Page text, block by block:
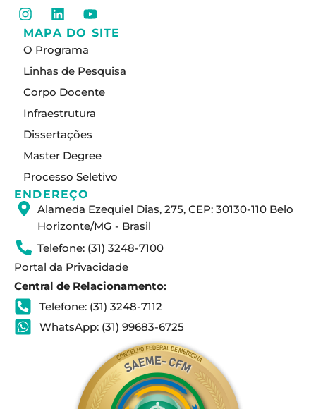
I
n
s
t
a
g
r
a
m
L
i
n
k
e
d
i
n
Y
o
u
u
b
e
MAPA DO SITE
O Programa
Linhas de Pesquisa
Corpo Docente
Infraestrutura
Dissertações
Master Degree
Processo Seletivo
ENDEREÇO
Alameda Ezequiel Dias, 275, CEP: 30130-110 Belo
Horizonte/MG - Brasil
Telefone: (31) 3248-7100
Portal da Privacidade
Central de Relacionamento:
Telefone: (31) 3248-7112
WhatsApp: (31) 99683-6725